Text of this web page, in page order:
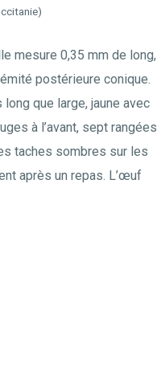
mesure 0,35 mm de long,
postérieure conique.
que large, jaune avec
à l’avant, sept rangées
taches sombres sur les
après un repas. L’œuf